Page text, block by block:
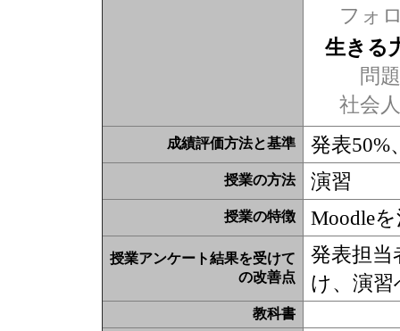
フォ
生きる
問題
社会
成績評価方法と基準 発表50%
授業の方法 演習
授業の特徴 Moodle
授業アンケート結果を受けて
の改善点
発表担当
け、演
教科書